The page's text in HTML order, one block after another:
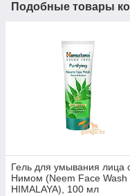
Подобные товары
Гель для умывания лица
Нимом (Neem Face Wash
HIMALAYA), 100 мл